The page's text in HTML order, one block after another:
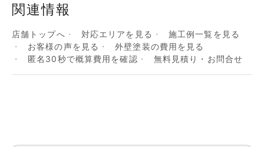
関連情報
店舗トップへ 対応エリアを見る
施工例一覧を見る
お客様の声を見る
外壁塗装の費用を見る
匿名30秒で概算費用を確認
無料見積り・お問合せ